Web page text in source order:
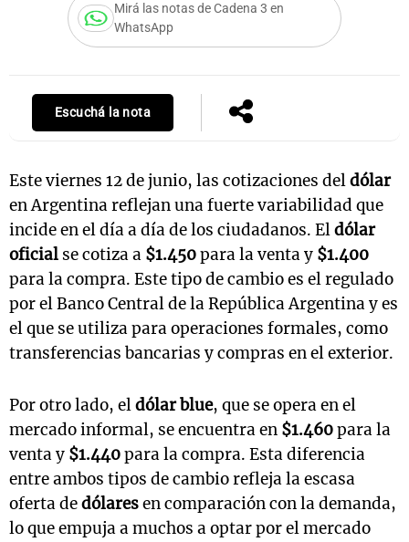
Mirá las notas de Cadena 3 en
WhatsApp
Escuchá la nota
Este viernes 12 de junio, las cotizaciones deldólar
en Argentina reflejan una fuerte variabilidad que
incide en el día a día de los ciudadanos. Eldólar
oficial se cotiza a $1.450para la venta y $1.400
para la compra. Este tipo de cambio es el regulado
por el Banco Central de la República Argentina y es
el que se utiliza para operaciones formales, como
transferencias bancarias y compras en el exterior.
Por otro lado, eldólar blue, que se opera en el
mercado informal, se encuentra en $1.460para la
venta y $1.440para la compra. Esta diferencia
entre ambos tipos de cambio refleja la escasa
oferta dedólaresen comparación con la demanda,
lo que empuja a muchos a optar por el mercado